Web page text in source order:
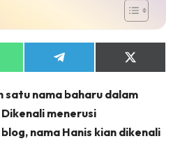
Share
on
Share
on
(Twitter)
satu nama baharu dalam
menerusi
nama Hanis kian dikenali